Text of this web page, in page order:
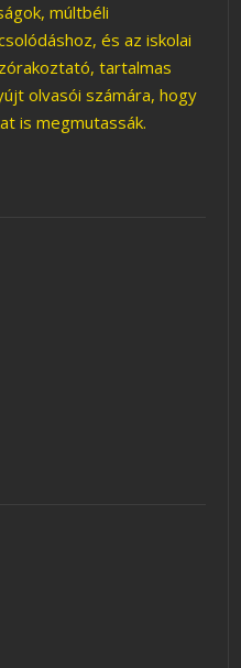
múltbéli
és az iskolai
tartalmas
olvasói számára, hogy
is megmutassák.